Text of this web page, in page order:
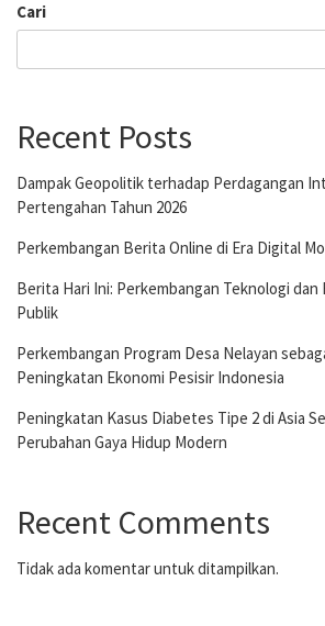
Cari
Recent Posts
Dampak Geopolitik terhadap Perdagangan
Pertengahan Tahun 2026
Perkembangan Berita Online di Era Digital
Berita Hari Ini: Perkembangan Teknologi dan
Publik
Perkembangan Program Desa Nelayan
Peningkatan Ekonomi Pesisir Indonesia
Peningkatan Kasus Diabetes Tipe 2 di Asia
Perubahan Gaya Hidup Modern
Recent Comments
Tidak ada komentar untuk ditampilkan.